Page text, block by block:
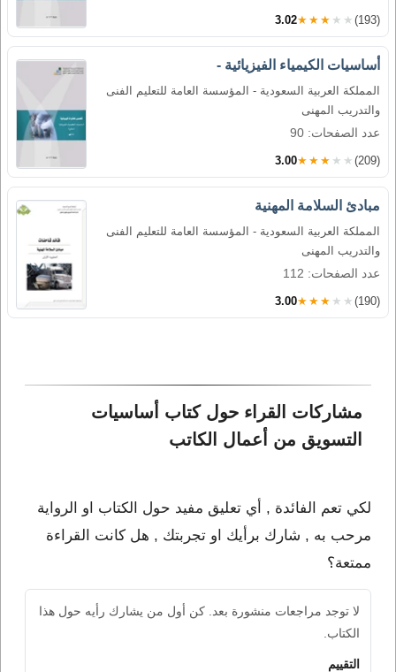
3.02★★★★★ (193)
أساسيات الكيمياء الفيزيائية -
المملكة العربية السعودية - المؤسسة العامة للتعليم الفنى
والتدريب المهنى
عدد الصفحات: 90
3.00★★★★★ (209)
مبادئ السلامة المهنية
المملكة العربية السعودية - المؤسسة العامة للتعليم الفنى
والتدريب المهنى
عدد الصفحات: 112
3.00★★★★★ (190)
مشاركات القراء حول كتاب أساسيات
التسويق من أعمال الكاتب
لكي تعم الفائدة , أي تعليق مفيد حول الكتاب او الرواية
مرحب به , شارك برأيك او تجربتك , هل كانت القراءة
ممتعة؟
لا توجد مراجعات منشورة بعد. كن أول من يشارك رأيه حول هذا
الكتاب.
التقييم